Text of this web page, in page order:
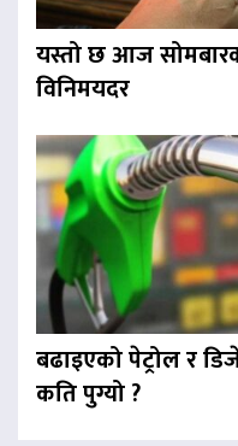
यस्तो छ आज
विनिमयदर
बढाइएको पेट्रोल र
कति पुग्यो ?